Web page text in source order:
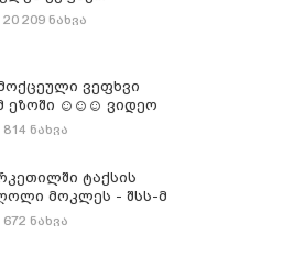
20 209 ნახვა
ვეფხვი
ეზოში ☺☺☺ ვიდეო
814 ნახვა
ტაქსის
მოკლეს - შსს-მ
დააკავა
672 ნახვა